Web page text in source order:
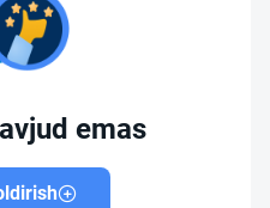
emas